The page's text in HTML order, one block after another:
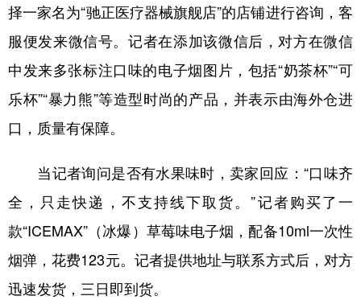
择一家名为“驰正医疗器械旗舰店”的店铺进行咨询，客
服便发来微信号。记者在添加该微信后，对方在微信
中发来多张标注口味的电子烟图片，包括“奶茶杯”“可
乐杯”“暴力熊”等造型时尚的产品，并表示由海外仓进
口，质量有保障。
当记者询问是否有水果味时，卖家回应：“口味齐
全，只走快递，不支持线下取货。”记者购买了一
款“ICEMAX”（冰爆）草莓味电子烟，配备10ml一次性
烟弹，花费123元。记者提供地址与联系方式后，对方
迅速发货，三日即到货。